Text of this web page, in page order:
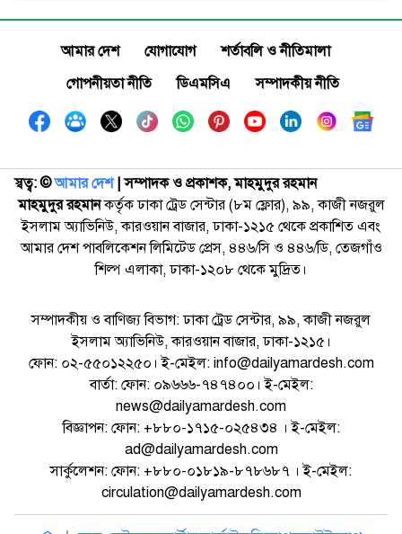
আমার দেশ যোগাযোগ
শর্তাবলি ও নীতিমালা
গোপনীয়তা নীতি
ডিএমসিএ সম্পাদকীয় নীতি
স্বত্ব: ©️আমার দেশ| সম্পাদক ও প্রকাশক, মাহমুদুর রহমান
মাহমুদুর রহমানকর্তৃক ঢাকা ট্রেড সেন্টার (৮ম ফ্লোর), ৯৯, কাজী নজরুল
ইসলাম অ্যাভিনিউ, কারওয়ান বাজার, ঢাকা-১২১৫ থেকে প্রকাশিত এবং
আমার দেশ পাবলিকেশন লিমিটেড প্রেস, ৪৪৬/সি ও ৪৪৬/ডি, তেজগাঁও
শিল্প এলাকা, ঢাকা-১২০৮ থেকে মুদ্রিত।
সম্পাদকীয় ও বাণিজ্য বিভাগ: ঢাকা ট্রেড সেন্টার, ৯৯, কাজী নজরুল
ইসলাম অ্যাভিনিউ, কারওয়ান বাজার, ঢাকা-১২১৫।
ফোন: ০২-৫৫০১২২৫০। ই-মেইল: info@dailyamardesh.com
বার্তা: ফোন: ০৯৬৬৬-৭৪৭৪০০। ই-মেইল:
news@dailyamardesh.com
বিজ্ঞাপন: ফোন: +৮৮০-১৭১৫-০২৫৪৩৪ । ই-মেইল:
ad@dailyamardesh.com
সার্কুলেশন: ফোন: +৮৮০-০১৮১৯-৮৭৮৬৮৭ । ই-মেইল:
circulation@dailyamardesh.com